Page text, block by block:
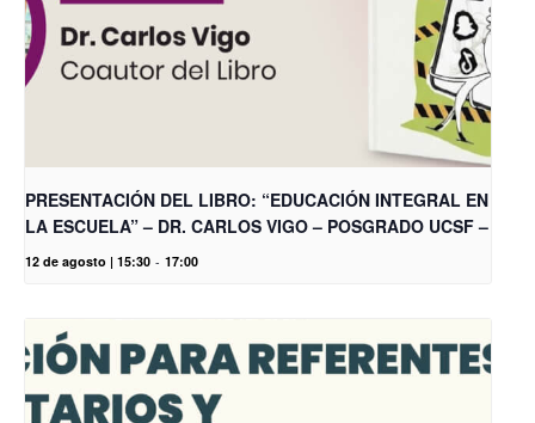
PRESENTACIÓN DEL LIBRO: “EDUCACIÓN INTEGRAL EN
LA ESCUELA” – DR. CARLOS VIGO – POSGRADO UCSF –
12 de agosto | 15:30 - 17:00